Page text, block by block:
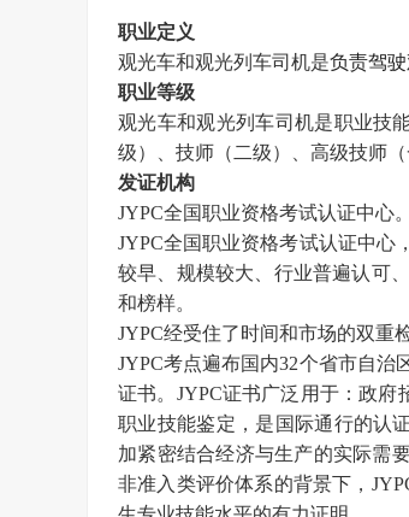
职业定义
观光车和观光列车司机是负责驾
职业等级
观光车和观光列车司机是职业技
级）、技师（二级）、高级技师（
发证机构
JYPC全国职业资格考试认证中心。
JYPC全国职业资格考试认证中心
较早、规模较大、行业普遍认可
和榜样。
JYPC经受住了时间和市场的双重
JYPC考点遍布国内32个省市自治
证书。JYPC证书广泛用于：政
职业技能鉴定，是国际通行的认
加紧密结合经济与生产的实际需
非准入类评价体系的背景下，